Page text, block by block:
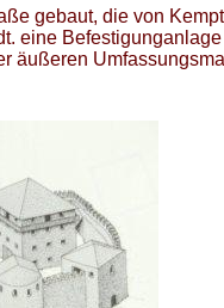
gebaut, die von
eine Befestigunganlage
äußeren